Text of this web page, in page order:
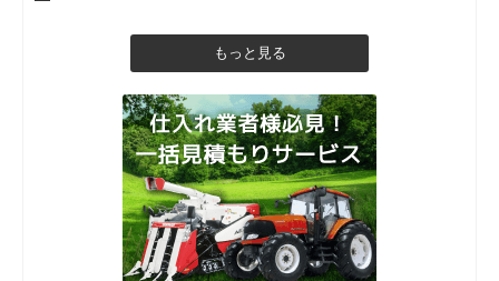
もっと見る